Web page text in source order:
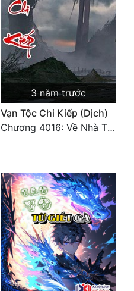
3 năm trước
Vạn Tộc Chi Kiếp (Dịch)
Chương 4016: Về Nhà Thôi... (Đại Kết Cục)